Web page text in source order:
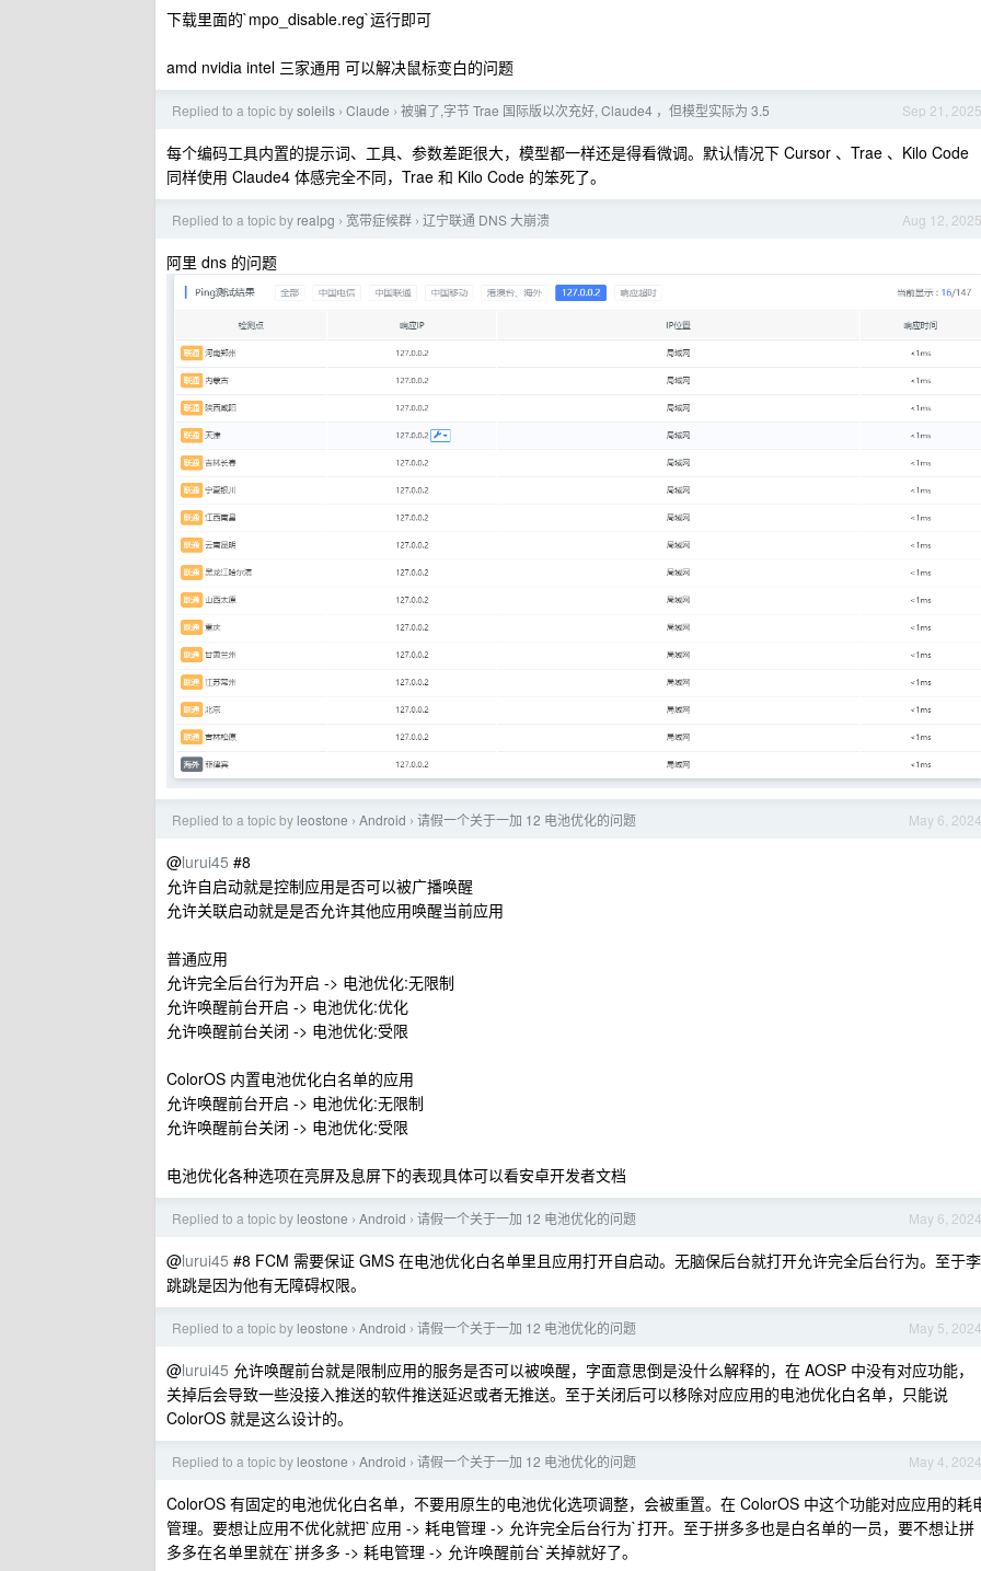
下载里面的`mpo_disable.reg`运行即可
amd nvidia intel 三家通用 可以解决鼠标变白的问题
Sep 21, 2025
Replied to a topic bysoleils › Claude › 被骗了,字节 Trae 国际版以次充好, Claude4 ，但模型实际为 3.5
每个编码工具内置的提示词、工具、参数差距很大，模型都一样还是得看微调。默认情况下 Cursor 、Trae 、Kilo Code
同样使用 Claude4 体感完全不同，Trae 和 Kilo Code 的笨死了。
Aug 12, 2025
Replied to a topic by realpg › 宽带症候群 › 辽宁联通 DNS 大崩溃
阿里 dns 的问题
May 6, 2024
Replied to a topic by leostone › Android › 请假一个关于一加 12 电池优化的问题
@lurui45 #8
允许自启动就是控制应用是否可以被广播唤醒
允许关联启动就是是否允许其他应用唤醒当前应用
普通应用
允许完全后台行为开启 -> 电池优化:无限制
允许唤醒前台开启 -> 电池优化:优化
允许唤醒前台关闭 -> 电池优化:受限
ColorOS 内置电池优化白名单的应用
允许唤醒前台开启 -> 电池优化:无限制
允许唤醒前台关闭 -> 电池优化:受限
电池优化各种选项在亮屏及息屏下的表现具体可以看安卓开发者文档
May 6, 2024
Replied to a topic by leostone › Android › 请假一个关于一加 12 电池优化的问题
@lurui45 #8 FCM 需要保证 GMS 在电池优化白名单里且应用打开自启动。无脑保后台就打开允许完全后台行为。至于李
跳跳是因为他有无障碍权限。
May 5, 2024
Replied to a topic by leostone › Android › 请假一个关于一加 12 电池优化的问题
@lurui45 允许唤醒前台就是限制应用的服务是否可以被唤醒，字面意思倒是没什么解释的，在 AOSP 中没有对应功能，
关掉后会导致一些没接入推送的软件推送延迟或者无推送。至于关闭后可以移除对应应用的电池优化白名单，只能说
ColorOS 就是这么设计的。
May 4, 2024
Replied to a topic by leostone › Android › 请假一个关于一加 12 电池优化的问题
ColorOS 有固定的电池优化白名单，不要用原生的电池优化选项调整，会被重置。在 ColorOS 中这个功能对应应用的耗
管理。要想让应用不优化就把`应用 -> 耗电管理 -> 允许完全后台行为`打开。至于拼多多也是白名单的一员，要不想让拼
多多在名单里就在`拼多多 -> 耗电管理 -> 允许唤醒前台`关掉就好了。